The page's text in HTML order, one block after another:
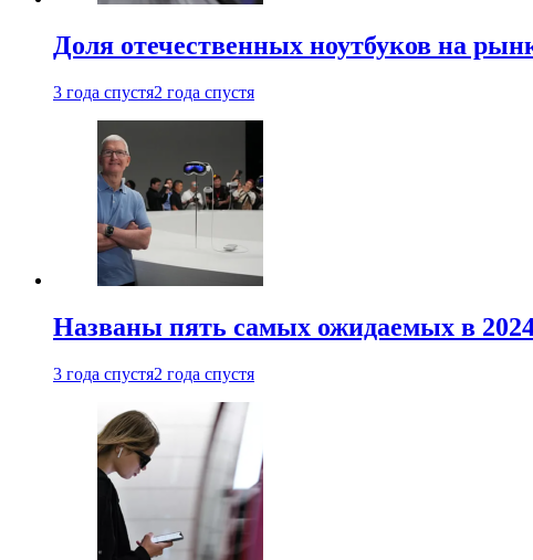
Доля отечественных ноутбуков на
3 года спустя2 года спустя
Названы пять самых ожидаемых в 2024
3 года спустя2 года спустя